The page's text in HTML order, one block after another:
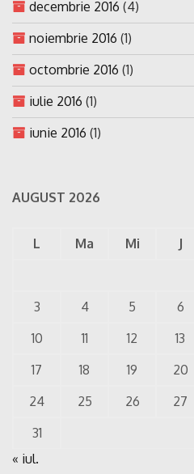
decembrie 2016 (4)
noiembrie 2016 (1)
octombrie 2016 (1)
iulie 2016 (1)
iunie 2016 (1)
AUGUST 2026
L Ma Mi J
3
4 5 6
10
11 12 13
17
18 19 20
24
25 26 27
31
« iul.